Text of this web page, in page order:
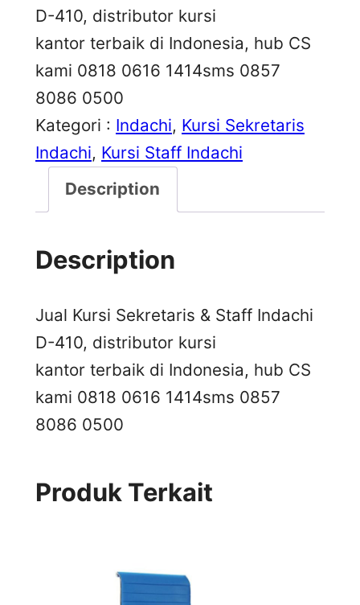
D-410, distributor kursi
kantor terbaik di Indonesia, hub CS
kami 0818 0616 1414sms 0857
8086 0500
Kategori : Indachi, Kursi Sekretaris
Indachi, Kursi Staff Indachi
Description
Description
Jual Kursi Sekretaris & Staff Indachi
D-410, distributor kursi
kantor terbaik di Indonesia, hub CS
kami 0818 0616 1414sms 0857
8086 0500
Produk Terkait